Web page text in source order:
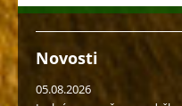
Novosti
05.08.2026